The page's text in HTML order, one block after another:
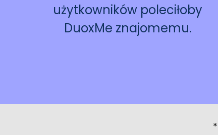
użytkowników poleciłoby
DuoxMe znajomemu.